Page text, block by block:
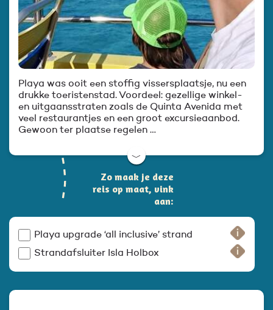
Playa was ooit een stoffig vissersplaatsje, nu een
drukke toeristenstad. Voordeel: gezellige winkel-
en uitgaansstraten zoals de Quinta Avenida met
veel restaurantjes en een groot excursieaanbod.
Gewoon ter plaatse regelen …
﹀
Zo maak je deze
reis op maat, vink
aan:
Playa upgrade ‘all inclusive’ strand
Strandafsluiter Isla Holbox